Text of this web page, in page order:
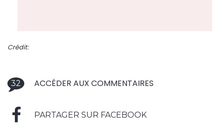
Crédit:
32 ACCÉDER AUX COMMENTAIRES
PARTAGER SUR FACEBOOK